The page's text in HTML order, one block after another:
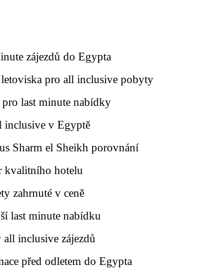
zájezdů do Egypta
pro all inclusive pobyty
last minute nabídky
inclusive v Egyptě
Sharm el Sheikh porovnání
kvalitního hotelu
zahrnuté v ceně
last minute nabídku
all inclusive zájezdů
před odletem do Egypta